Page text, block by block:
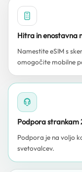
Hitra in enostavna
Namestite eSIM s
omogočite mobilne
Podpora strankam
Podpora je na voljo
svetovalcev.